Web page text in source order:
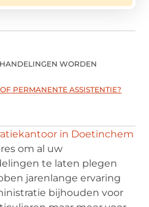
WORDEN
PERMANENTE ASSISTENTIE?
in Doetinchem
om al uw
te laten plegen
jarenlange ervaring
bijhouden voor